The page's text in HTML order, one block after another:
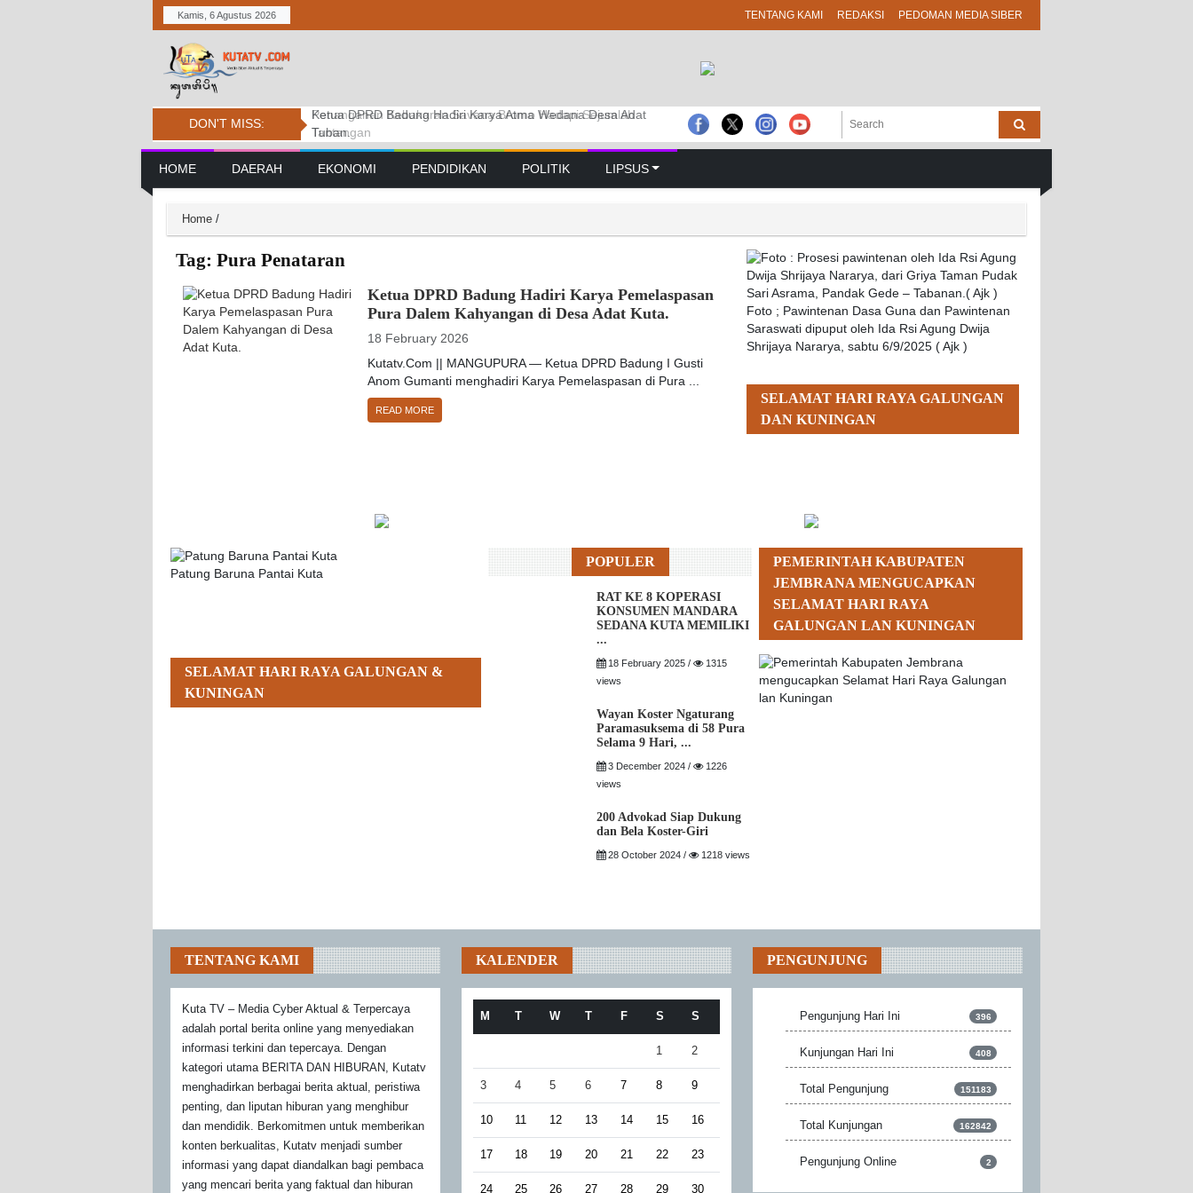
Kamis, 6 Agustus 2026 TENTANG KAMI REDAKSI PEDOMAN MEDIA SIBER
DON'T MISS:
Penanganan Kebakaran Savana Bromo Hadapi Sejumlah
Tantangan
Karya Atma Wedana Desa Adat Tuban Digelar Massal
Ketua DPRD Badung Hadiri Karya Atma Wedana Desa Adat
Tuban.
Main Navigation
HOME DAERAH EKONOMI PENDIDIKAN POLITIK LIPSUS
Home /
Tag: Pura Penataran
Ketua DPRD Badung Hadiri Karya Pemelaspasan
Pura Dalem Kahyangan di Desa Adat Kuta.
18 February 2026
Kutatv.Com || MANGUPURA — Ketua DPRD Badung I Gusti
Anom Gumanti menghadiri Karya Pemelaspasan di Pura ...
READ MORE
Foto ; Pawintenan Dasa Guna dan Pawintenan
Saraswati dipuput oleh Ida Rsi Agung Dwija
Shrijaya Nararya, sabtu 6/9/2025 ( Ajk )
SELAMAT HARI RAYA GALUNGAN
DAN KUNINGAN
Patung Baruna Pantai Kuta
SELAMAT HARI RAYA GALUNGAN &
KUNINGAN
POPULER
RAT KE 8 KOPERASI
KONSUMEN MANDARA
SEDANA KUTA MEMILIKI
...
18 February 2025 /
1315
views
Wayan Koster Ngaturang
Paramasuksema di 58 Pura
Selama 9 Hari, ...
3 December 2024 /
1226
views
200 Advokad Siap Dukung
dan Bela Koster-Giri
28 October 2024 / 1218 views
PEMERINTAH KABUPATEN
JEMBRANA MENGUCAPKAN
SELAMAT HARI RAYA
GALUNGAN LAN KUNINGAN
TENTANG KAMI
Kuta TV – Media Cyber Aktual & Terpercaya
adalah portal berita online yang menyediakan
informasi terkini dan tepercaya. Dengan
kategori utama BERITA DAN HIBURAN, Kutatv
menghadirkan berbagai berita aktual, peristiwa
penting, dan liputan hiburan yang menghibur
dan mendidik. Berkomitmen untuk memberikan
konten berkualitas, Kutatv menjadi sumber
informasi yang dapat diandalkan bagi pembaca
yang mencari berita yang faktual dan hiburan
KALENDER
M T W T F S S
1 2
3 4 5 6 7 8 9
10 11 12 13 14 15 16
17 18 19 20 21 22 23
24 25 26 27 28 29 30
PENGUNJUNG
Pengunjung Hari Ini 396
Kunjungan Hari Ini 408
Total Pengunjung 151183
Total Kunjungan 162842
Pengunjung Online 2